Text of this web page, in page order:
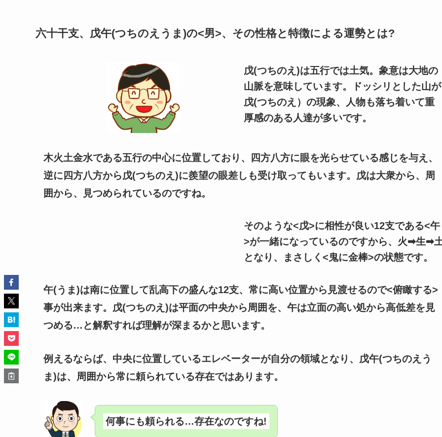
六十干支、戊午(つちのえうま)の<男>、その性格と特徴による運勢とは?
戊(つちのえ)は五行では土気。象意は大地の
山脈を意味しています。ドッシリとした山が
戊(つちのえ）の現象、人物も落ち着いて重
厚感のある人達が多いです。
木火土金水である五行の中心に位置しており、四方八方に眼を光らせている感じを与え、
逆に四方八方から戊(つちのえ)に羨望の眼差しも受け取ってもいます。戊は大衆から、周
囲から、見つめられているのですね。
そのような<戊>に相性が良い12支である<午
>が一緒になっているのですから、火➡生➡
となり、まさしく<鬼に金棒>の状態です。
午(うま)は南に位置して乱高下の盛んな12支、常に高い位置から見渡せるので<俯瞰する>
事が出来ます。戊(つちのえ)は平面の中央から周囲を、午は立面の高い処から高低差を見
つめる…と解釈すれば理解が深まるかと思います。
例えるならば、中央に位置しているエレベーターが自分の領域となり、戊午(つちのえう
ま)は、周囲から常に頼られている存在ではあります。
何事にも頼られる…存在なのですね!